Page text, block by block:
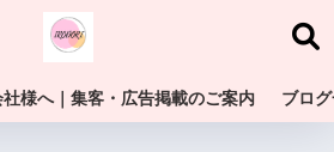
様へ｜集客・広告掲載のご案内 ブロ